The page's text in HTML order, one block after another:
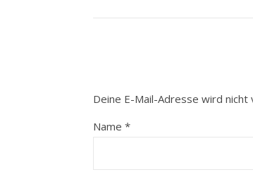
Deine E-Mail-Adresse wird nicht
Name *